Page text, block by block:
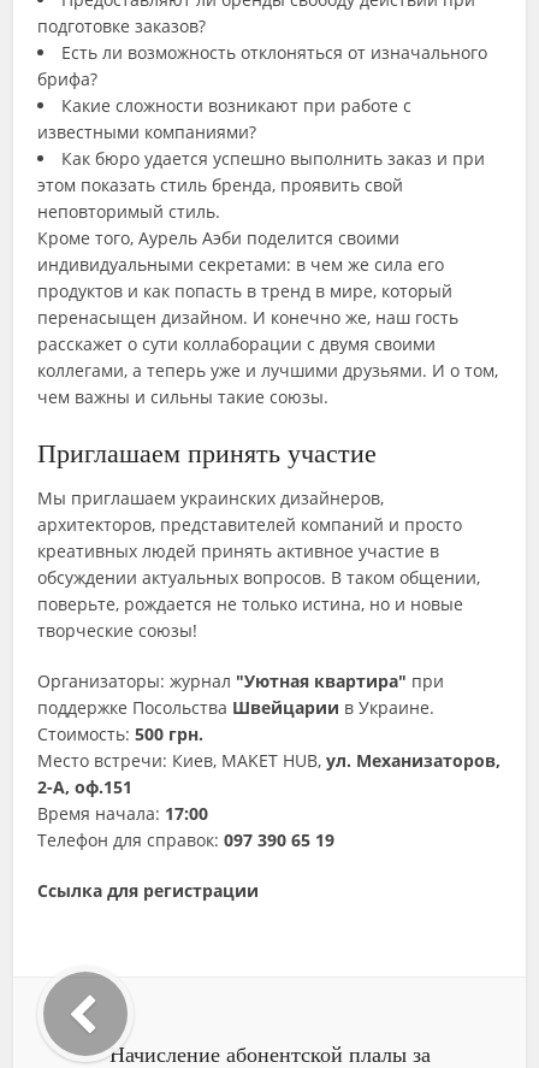
подготовке заказов?
Есть ли возможность отклоняться от изначального
брифа?
Какие сложности возникают при работе с
известными компаниями?
Как бюро удается успешно выполнить заказ и при
этом показать стиль бренда, проявить свой
неповторимый стиль.
Кроме того, Аурель Аэби поделится своими
индивидуальными секретами: в чем же сила его
продуктов и как попасть в тренд в мире, который
перенасыщен дизайном. И конечно же, наш гость
расскажет о сути коллаборации с двумя своими
коллегами, а теперь уже и лучшими друзьями. И о том,
чем важны и сильны такие союзы.
Приглашаем принять участие
Мы приглашаем украинских дизайнеров,
архитекторов, представителей компаний и просто
креативных людей принять активное участие в
обсуждении актуальных вопросов. В таком общении,
поверьте, рождается не только истина, но и новые
творческие союзы!
Организаторы: журнал "Уютная квартира" при
поддержке Посольства Швейцарии в Украине.
Стоимость:500 грн.
Место встречи: Киев, MAKET HUB,ул. Механизаторов,
2-А, оф.151
Время начала: 17:00
Телефон для справок:097 390 65 19
Ссылка для регистрации
Начисление абонентской плалы за